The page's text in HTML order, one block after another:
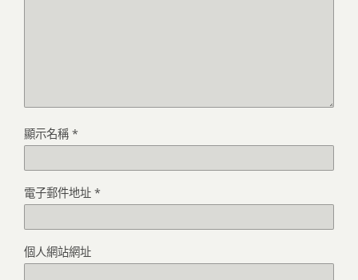
顯示名稱 *
電子郵件地址 *
個人網站網址